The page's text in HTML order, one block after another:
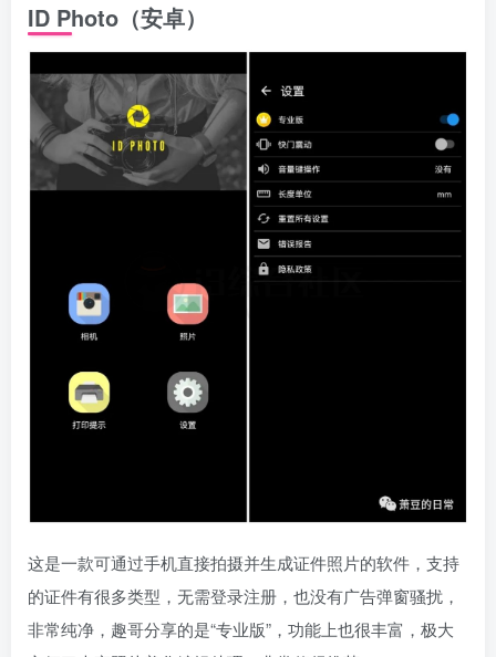
ID Photo（安卓）
这是一款可通过手机直接拍摄并生成证件照片的软件，支持
的证件有很多类型，无需登录注册，也没有广告弹窗骚扰，
非常纯净，趣哥分享的是“专业版”，功能上也很丰富，极大